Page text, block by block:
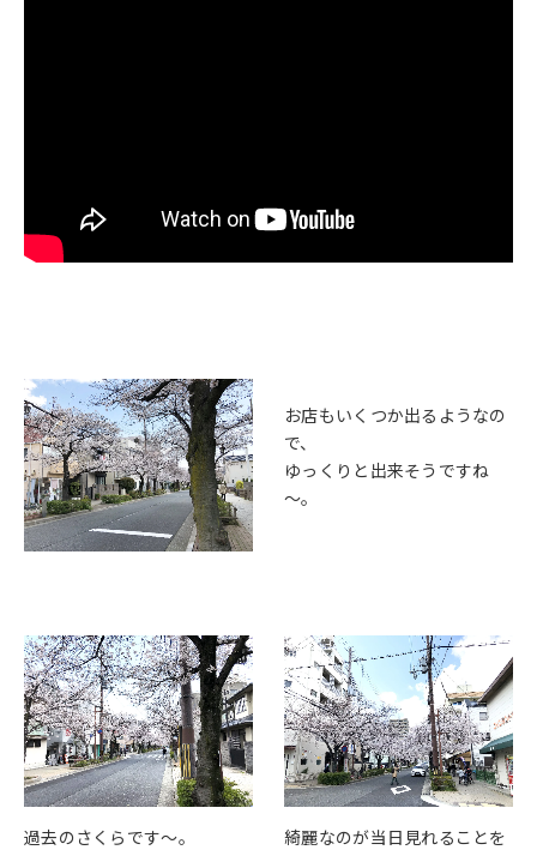
お店もいくつか出るようなの
で、
ゆっくりと出来そうですね
～。
過去のさくらです～。
綺麗なのが当日見れることを